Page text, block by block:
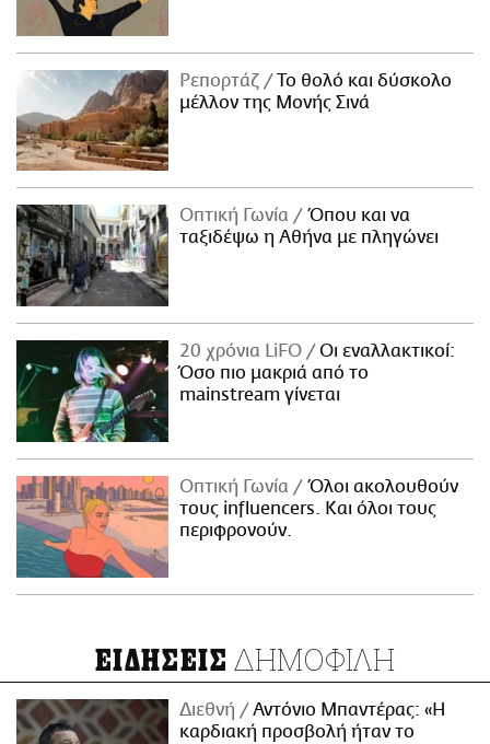
Ρεπορτάζ
Το θολό και δύσκολο
μέλλον της Μονής Σινά
Οπτική Γωνία
Όπου και να
ταξιδέψω η Αθήνα με πληγώνει
20 χρόνια LiFO
Οι εναλλακτικοί:
Όσο πιο μακριά από το
mainstream γίνεται
Οπτική Γωνία
Όλοι ακολουθούν
τους influencers. Και όλοι τους
περιφρονούν.
ΕΙΔΗΣΕΙΣ ΔΗΜΟΦΙΛΗ
Διεθνή
Αντόνιο Μπαντέρας: «Η
καρδιακή προσβολή ήταν το